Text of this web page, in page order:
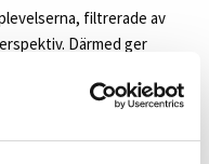
filtrerade av
Därmed ger
inblick i Osslunds
av vattenfallet vid